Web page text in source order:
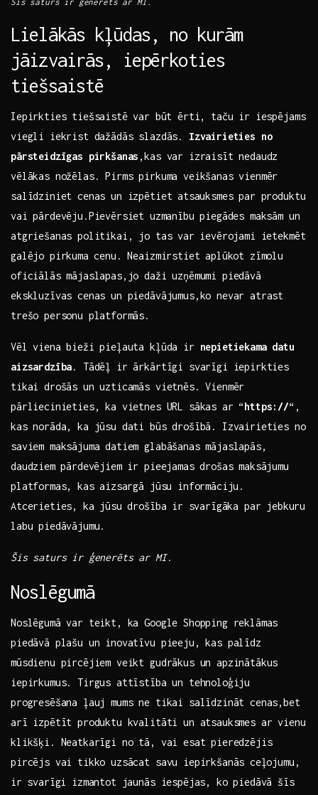
Šis saturs ir ģenerēts ar MI.
Lielākās kļūdas, no⁤ kurām
jāizvairās, iepērkoties
tiešsaistē
Iepirkties tiešsaistē var ⁣būt ērti, taču ir iespējams
viegli iekrist dažādās slazdās. Izvairieties no
pārsteidzīgas pirkšanas ,kas var izraisīt nedaudz
vēlākas nožēlas. Pirms pirkuma veikšanas vienmēr​
salīdziniet cenas un izpētiet⁣ atsauksmes par produktu
vai pārdevēju.Pievērsiet ⁣uzmanību piegādes maksām un
atgriešanas politikai, jo tas⁣ var ievērojami ietekmēt
galējo pirkuma⁣ cenu. Neaizmirstiet aplūkot zīmolu
oficiālās mājaslapas,jo daži​ uzņēmumi piedāvā
ekskluzīvas​ cenas un piedāvājumus,ko ‍nevar atrast
‍trešo personu platformās.
Vēl viena‍ bieži pieļauta kļūda ir nepietiekama datu
aizsardzība. Tādēļ ‌ir ārkārtīgi svarīgi iepirkties
tikai drošās un uzticamās vietnēs. Vienmēr
pārliecinieties, ka vietnes URL sākas ar “https://“,
kas norāda, ka jūsu dati būs drošībā. Izvairieties no
saviem maksājuma datiem glabāšanas mājaslapās,
daudziem ⁣pārdevējiem ir pieejamas drošas maksājumu
platformas, kas ⁣aizsargā jūsu informāciju.
Atcerieties, ka ⁤jūsu drošība ⁢ir svarīgāka par ⁢jebkuru
labu piedāvājumu.
Šis saturs ir ģenerēts ar MI.
Noslēgumā
Noslēgumā var ​teikt, ka Google Shopping reklāmas
piedāvā plašu un ‌inovatīvu pieeju, kas palīdz
mūsdienu pircējiem veikt ​gudrākus un apzinātākus
iepirkumus. Tirgus attīstība un tehnoloģiju
progresēšana ļauj mums ne tikai salīdzināt cenas,bet
arī izpētīt produktu kvalitāti un ‍atsauksmes ar vienu
klikšķi. Neatkarīgi no​ tā,‍ vai esat ‌pieredzējis
pircējs vai tikko uzsācat savu iepirkšanās⁢ ceļojumu,
ir ⁤svarīgi izmantot jaunās iespējas, ko piedāvā šīs